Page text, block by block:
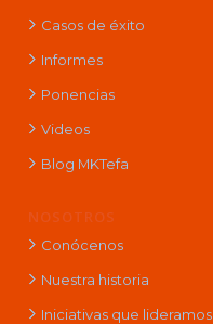
Casos de éxito
Informes
Ponencias
Videos
Blog MKTefa
NOSOTROS
Conócenos
Nuestra historia
Iniciativas que lideramos